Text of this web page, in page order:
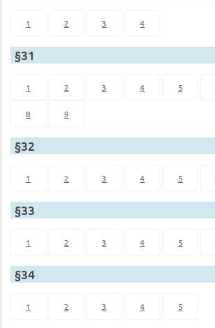
1 2 3 4
§31
1 2 3 4 5
8 9
§32
1 2 3 4 5
§33
1 2 3 4 5
§34
1 2 3 4 5